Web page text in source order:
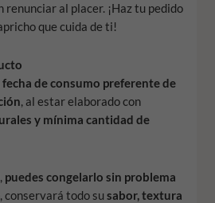
al placer. ¡Haz tu pedido
que cuida de ti!
fecha de consumo preferente de
, al estar elaborado con
y mínima cantidad de
puedes congelarlo sin problema
conservará todo susabor, textura